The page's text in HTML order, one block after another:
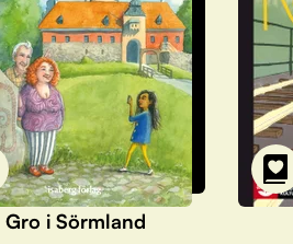
Gro i Sörmland